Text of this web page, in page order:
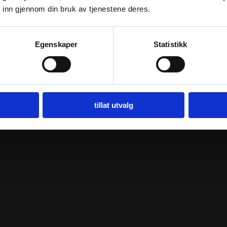
gjennom din bruk av tjenestene deres.
Egenskaper Statistikk
tillat utvalg